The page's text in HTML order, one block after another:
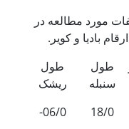
مورد مطالعه در
بادیا و کویر.
طول
ریشک
طول
سنبله
06/0-
18/0